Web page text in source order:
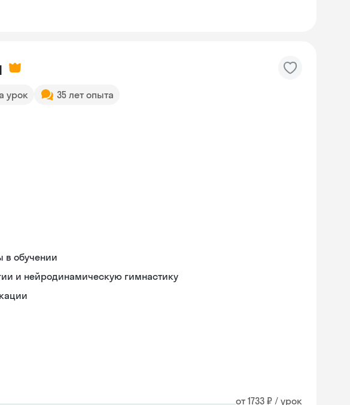
урок 35 лет опыта
в обучении
и нейродинамическую гимнастику
от 1733 ₽ / урок